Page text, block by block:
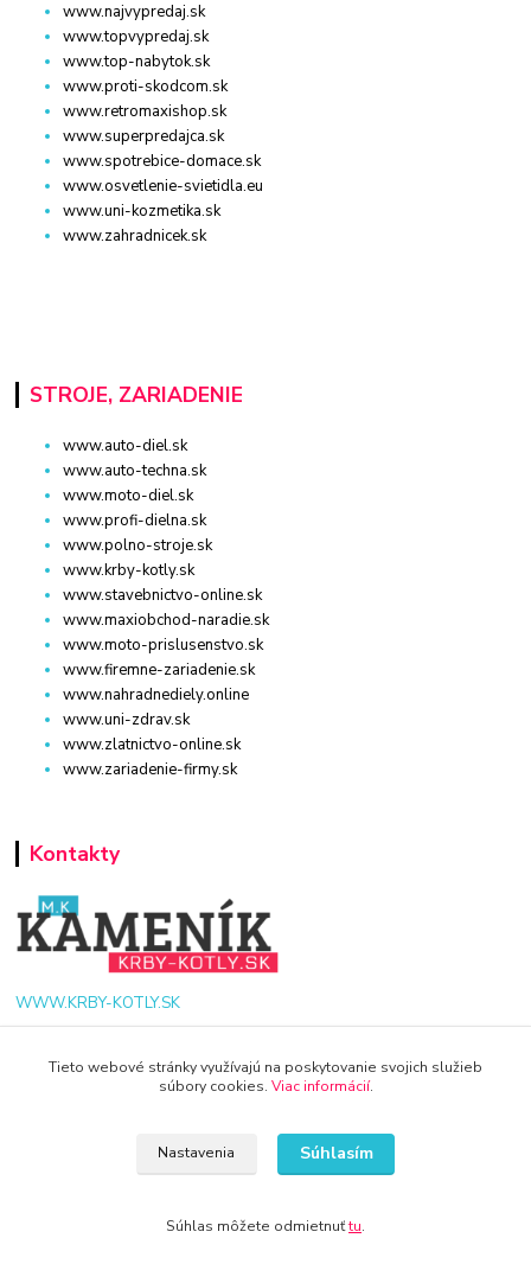
www.najvypredaj.sk
www.topvypredaj.sk
www.top-nabytok.sk
www.proti-skodcom.sk
www.retromaxishop.sk
www.superpredajca.sk
www.spotrebice-domace.sk
www.osvetlenie-svietidla.eu
www.uni-kozmetika.sk
www.zahradnicek.sk
STROJE, ZARIADENIE
www.auto-diel.sk
www.auto-techna.sk
www.moto-diel.sk
www.profi-dielna.sk
www.polno-stroje.sk
www.krby-kotly.sk
www.stavebnictvo-online.sk
www.maxiobchod-naradie.sk
www.moto-prislusenstvo.sk
www.firemne-zariadenie.sk
www.nahradnediely.online
www.uni-zdrav.sk
www.zlatnictvo-online.sk
www.zariadenie-firmy.sk
Kontakty
WWW.KRBY-KOTLY.SK
Tieto webové stránky využívajú na poskytovanie svojich služieb
súbory cookies. Viac informácií.
Nastavenia Súhlasím
Súhlas môžete odmietnuťtu.